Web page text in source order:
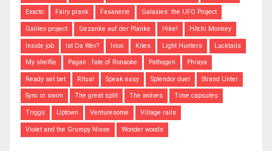
Exacto Fairy prank Fasanerie Galaxies: the UFO Project
Galileo project Gezanke auf der Planke Hike! Hitchi Monkey
Inside job Ist Da Wer? Ivion Kites Light Hunters Lucktails
My shelfie Pagan : fate of Ronaoke Pathogen Phraya
Ready set bet Ritual Speak easy Splendor duel Strand Unter
Sync or swim The great split The wolves Time capsules
Triggs Uptown Venturesome Village rails
Violet and the Grumpy Nisse Wonder woods